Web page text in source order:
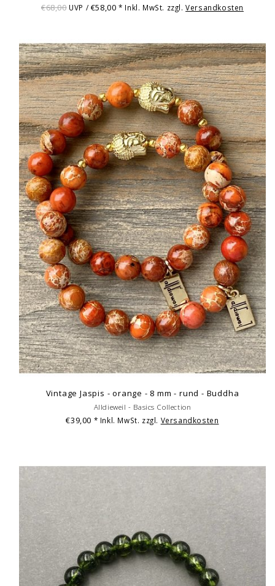
€68,00 UVP / €58,00* Inkl. MwSt. zzgl.Versandkosten
Vintage Jaspis - orange - 8 mm - rund - Buddha
Alldieweil - Basics Collection
€39,00 * Inkl. MwSt. zzgl. Versandkosten